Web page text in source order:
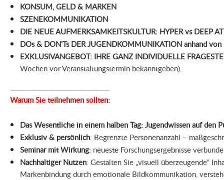
KONSUM, GELD & MARKEN
SZENEKOMMUNIKATION
DIE NEUE AUFMERKSAMKEITSKULTUR: HYPER vs DEEP
DOs & DON'Ts DER JUGENDKOMMUNIKATION anhand
EXKLUSIVANGEBOT: IHRE GANZ INDIVIDUELLE
Wochen vor Veranstaltungstermin bekanntgeben).
Warum Sie teilnehmen sollten:
Das Wesentliche in einem halben Tag: Jugendwissen auf den
Exklusiv & persönlich: Begrenzte Personenanzahl –
Seminar mit Wirkung: neueste Forschungsergebnisse
Nachhaltiger Nutzen: Gestalten Sie „visuell überzeugende“
Markenbindung durch emotionale Bildkommunikation,